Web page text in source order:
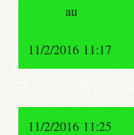
au
11/2/2016 11:17
11/2/2016 11:25